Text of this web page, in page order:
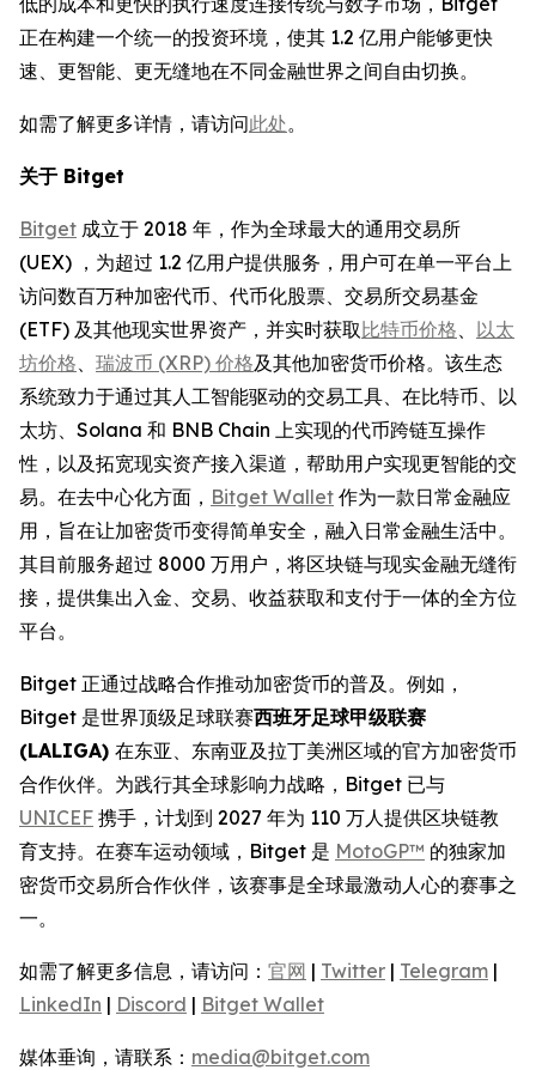
正在构建一个统一的投资环境，使其 1.2 亿用户能够更快
速、更智能、更无缝地在不同金融世界之间自由切换。
如需了解更多详情，请访问此处。
关于 Bitget
Bitget 成立于 2018 年，作为全球最大的通用交易所
(UEX) ，为超过 1.2 亿用户提供服务，用户可在单一平台上
访问数百万种加密代币、代币化股票、交易所交易基金
(ETF) 及其他现实世界资产，并实时获取 比特币价格、 以太
坊价格、 瑞波币 (XRP) 价格及其他加密货币价格。该生态
系统致力于通过其人工智能驱动的交易工具、在比特币、以
太坊、Solana 和 BNB Chain 上实现的代币跨链互操作
性，以及拓宽现实资产接入渠道，帮助用户实现更智能的交
易。在去中心化方面， Bitget Wallet 作为一款日常金融应
用，旨在让加密货币变得简单安全，融入日常金融生活中。
其目前服务超过 8000 万用户，将区块链与现实金融无缝衔
接，提供集出入金、交易、收益获取和支付于一体的全方位
平台。
Bitget 正通过战略合作推动加密货币的普及。例如，
Bitget 是世界顶级足球联赛西班牙足球甲级联赛
(LALIGA) 在东亚、东南亚及拉丁美洲区域的官方加密货币
合作伙伴。为践行其全球影响力战略，Bitget 已与
UNICEF 携手，计划到 2027 年为 110 万人提供区块链教
育支持。在赛车运动领域，Bitget 是 MotoGP™ 的独家加
密货币交易所合作伙伴，该赛事是全球最激动人心的赛事之
一。
如需了解更多信息，请访问： 官网 | Twitter | Telegram |
LinkedIn | Discord | Bitget Wallet
媒体垂询，请联系： media@bitget.com